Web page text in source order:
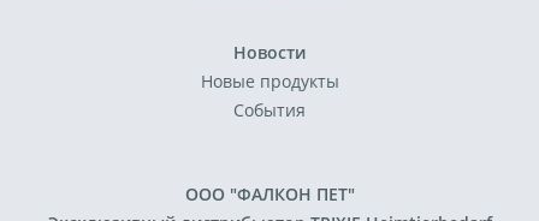
Новости
Новые продукты
События
ООО "ФАЛКОН ПЕТ"